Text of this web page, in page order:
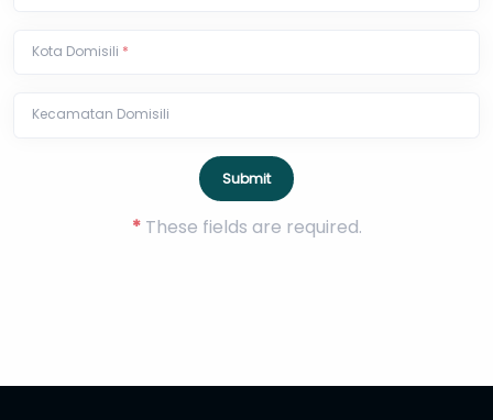
Kota Domisili *
Kecamatan Domisili
*These fields are required.